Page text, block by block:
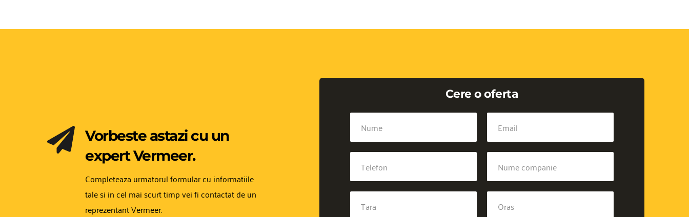
Vorbeste astazi cu un
expert Vermeer.
Completeaza urmatorul formular cu informatiile
tale si in cel mai scurt timp vei fi contactat de un
reprezentant Vermeer.
Cere o oferta